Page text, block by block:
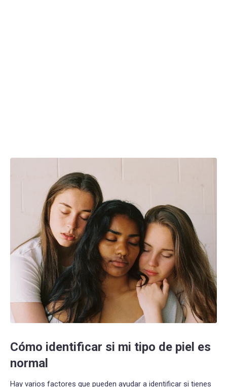
Cómo identificar si mi tipo de piel es
normal
Hay varios factores que pueden ayudar a identificar si tienes